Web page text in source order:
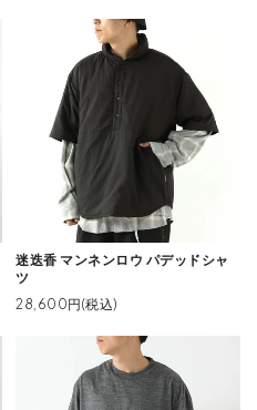
迷迭香 マンネンロウ パデッドシャ
ツ
28,600円(税込)